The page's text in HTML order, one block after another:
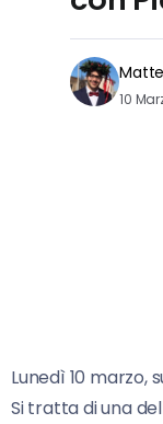
10
Lunedì 10 marzo,
Si tratta di una